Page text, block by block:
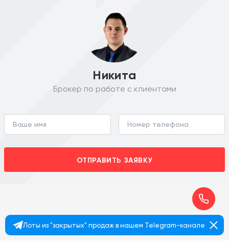
Никита
Брокер по работе с клиентами
ОТПРАВИТЬ ЗАЯВКУ
Лоты из "закрытых" продаж в нашем Telegram-канале